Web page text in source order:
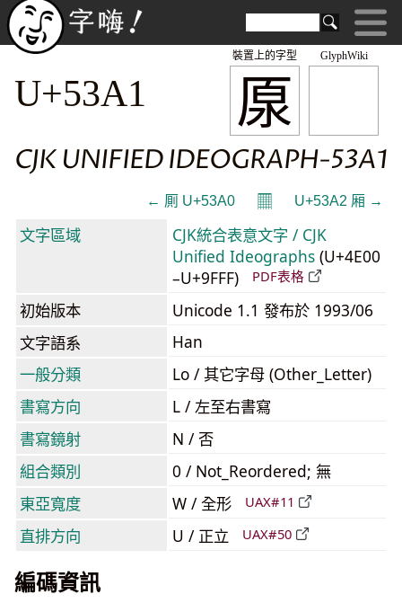
GlyphWiki
厡
裝置上的字型
U+53A1
CJK UNIFIED IDEOGRAPH-53A1
← 厠 U+53A0 𝄜 U+53A2 厢 →
文字區域
CJK統合表意文字 / CJK
Unified Ideographs (U+4E00
–U+9FFF)
PDF表格
初始版本
Unicode 1.1 發布於 1993/06
文字語系
Han
一般分類
Lo / 其它字母 (Other_Letter)
書寫方向
L / 左至右書寫
書寫鏡射
N / 否
組合類別
0 / Not_Reordered; 無
東亞寬度
W / 全形 UAX#11
直排方向 U / 正立 UAX#50
編碼資訊